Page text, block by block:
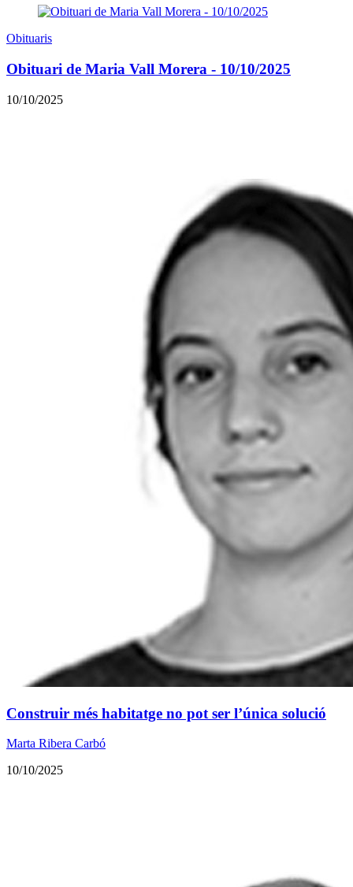
Obituaris
Obituari de Maria Vall Morera - 10/10/2025
10/10/2025
Construir més habitatge no pot ser l’única solució
Marta Ribera Carbó
10/10/2025